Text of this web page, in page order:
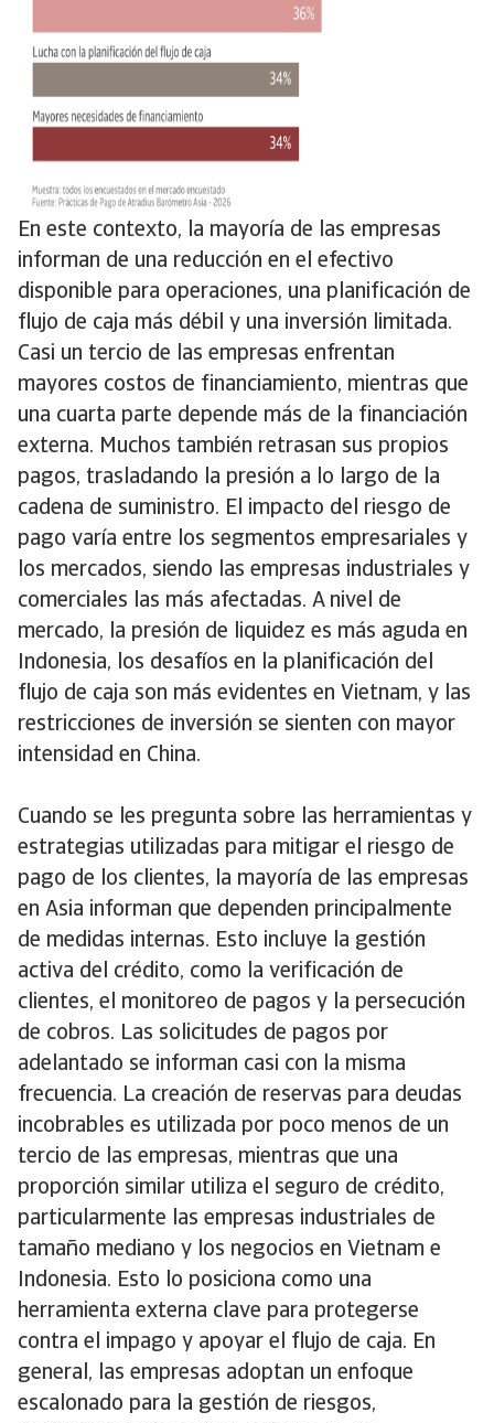
En este contexto, la mayoría de las empresas
informan de una reducción en el efectivo
disponible para operaciones, una planificación de
flujo de caja más débil y una inversión limitada.
Casi un tercio de las empresas enfrentan
mayores costos de financiamiento, mientras que
una cuarta parte depende más de la financiación
externa. Muchos también retrasan sus propios
pagos, trasladando la presión a lo largo de la
cadena de suministro. El impacto del riesgo de
pago varía entre los segmentos empresariales y
los mercados, siendo las empresas industriales y
comerciales las más afectadas. A nivel de
mercado, la presión de liquidez es más aguda en
Indonesia, los desafíos en la planificación del
flujo de caja son más evidentes en Vietnam, y las
restricciones de inversión se sienten con mayor
intensidad en China.
Cuando se les pregunta sobre las herramientas y
estrategias utilizadas para mitigar el riesgo de
pago de los clientes, la mayoría de las empresas
en Asia informan que dependen principalmente
de medidas internas. Esto incluye la gestión
activa del crédito, como la verificación de
clientes, el monitoreo de pagos y la persecución
de cobros. Las solicitudes de pagos por
adelantado se informan casi con la misma
frecuencia. La creación de reservas para deudas
incobrables es utilizada por poco menos de un
tercio de las empresas, mientras que una
proporción similar utiliza el seguro de crédito,
particularmente las empresas industriales de
tamaño mediano y los negocios en Vietnam e
Indonesia. Esto lo posiciona como una
herramienta externa clave para protegerse
contra el impago y apoyar el flujo de caja. En
general, las empresas adoptan un enfoque
escalonado para la gestión de riesgos,